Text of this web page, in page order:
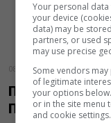
08 Αυγούστου 2013
Πνευματικό
Πατριαρχείο
Your personal
your device
data) may be
partners, or used
may use precise
Some vendors
of legitimate
your options
or in the site menu
and cookie settings.